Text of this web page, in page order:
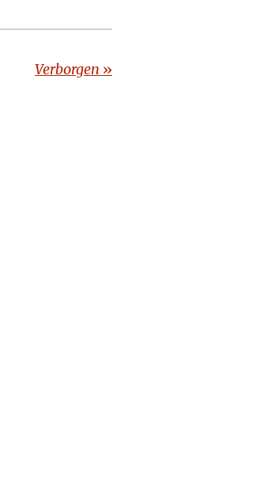
Verborgen »